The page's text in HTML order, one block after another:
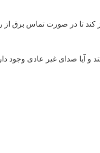
کند تا در صورت تماس برق از
و آیا صدای غیر عادی